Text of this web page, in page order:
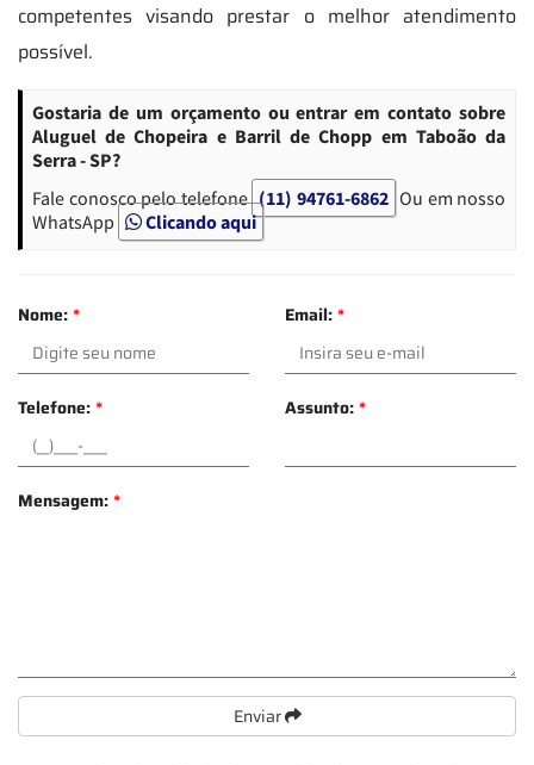
competentes visando prestar o melhor atendimento
possível.
Gostaria de um orçamento ou entrar em contato sobre
Aluguel de Chopeira e Barril de Chopp em Taboão da
Serra - SP?
Fale conosco pelo telefone (11) 94761-6862 Ou em nosso
WhatsApp
Clicando aqui
Nome:* Email:*
Telefone:* Assunto:*
Mensagem:*
Enviar